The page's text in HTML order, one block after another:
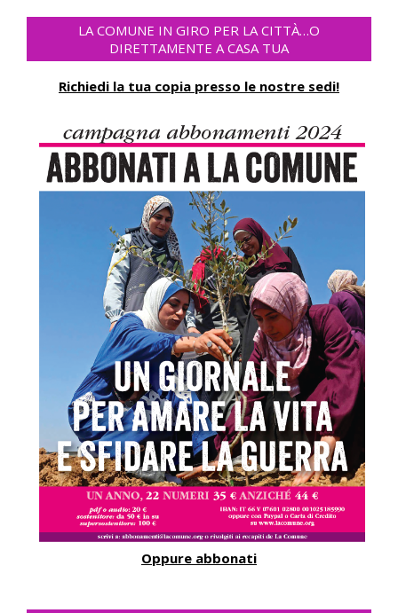
LA COMUNE IN GIRO PER LA CITTÀ…O
DIRETTAMENTE A CASA TUA
Richiedi la tua copia presso le nostre sedi!
Oppure abbonati